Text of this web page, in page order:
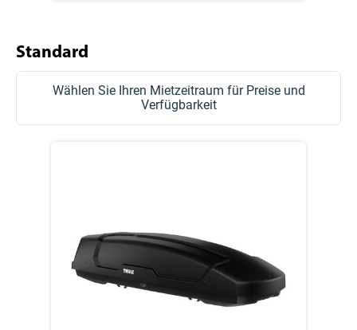
Standard
Wählen Sie Ihren Mietzeitraum für Preise und
Verfügbarkeit